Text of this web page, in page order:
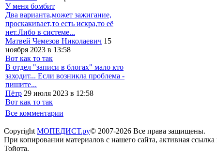
У меня бомбит
Два варианта,может зажигание,
проскакивает,то есть искра,то её
нет.Либо в системе...
Матвей Чемезов Николаевич 15
ноября 2023 в 13:58
Вот как то так
В отдел "записи в блогах" мало кто
заходит... Если возникла проблема -
пишите...
Пётр 29 июля 2023 в 12:58
Вот как то так
Все комментарии
Copyright МОПЕДИСТ.ру© 2007-2026 Все права защищены.
При копировании материалов с нашего сайта, активная
Тойота.